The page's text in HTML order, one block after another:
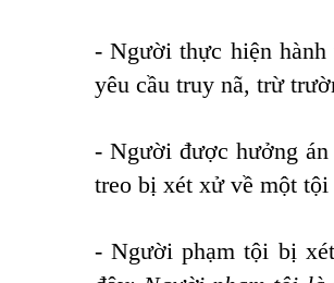
- Người thực hiện
yêu cầu truy nã, trừ
- Người được hưởng
treo bị xét xử về một
- Người phạm tội bị